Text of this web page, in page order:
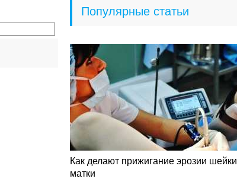
Популярные статьи
Как делают прижигание эрозии шейки
матки